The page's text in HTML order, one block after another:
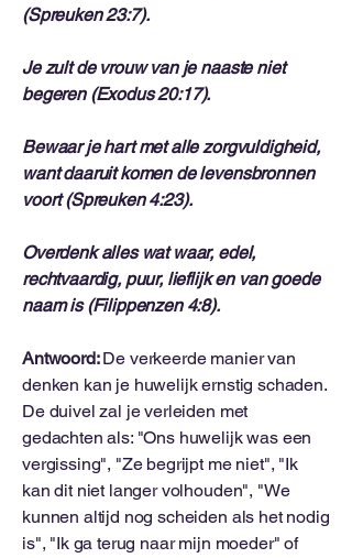
(Spreuken 23:7).
Je zult de vrouw van je naaste niet
begeren (Exodus 20:17).
Bewaar je hart met alle zorgvuldigheid,
want daaruit komen de levensbronnen
voort (Spreuken 4:23).
Overdenk alles wat waar, edel,
rechtvaardig, puur, lieflijk en van goede
naam is (Filippenzen 4:8).
Antwoord:De verkeerde manier van
denken kan je huwelijk ernstig schaden.
De duivel zal je verleiden met
gedachten als: "Ons huwelijk was een
vergissing", "Ze begrijpt me niet", "Ik
kan dit niet langer volhouden", "We
kunnen altijd nog scheiden als het nodig
is", "Ik ga terug naar mijn moeder" of